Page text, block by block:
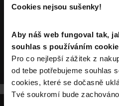
Cookies nejsou sušenky!
Aby náš web fungoval tak,
souhlas s používáním
Pro co nejlepší zážitek z
od tebe potřebujeme souhlas
cookies, které se dočasně
Tvé soukromí bude
POKRAČUJ NA ÚVODNÍ